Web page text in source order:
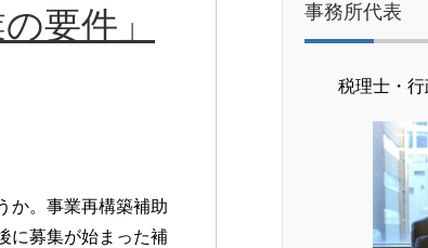
要件」
か。事業再構築補助
に募集が始まった補
事務所代表
税理士・